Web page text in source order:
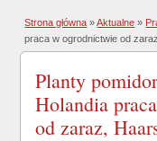
Strona główna »Aktualne »
praca w ogrodnictwie od
Planty
Holandia
od zaraz,